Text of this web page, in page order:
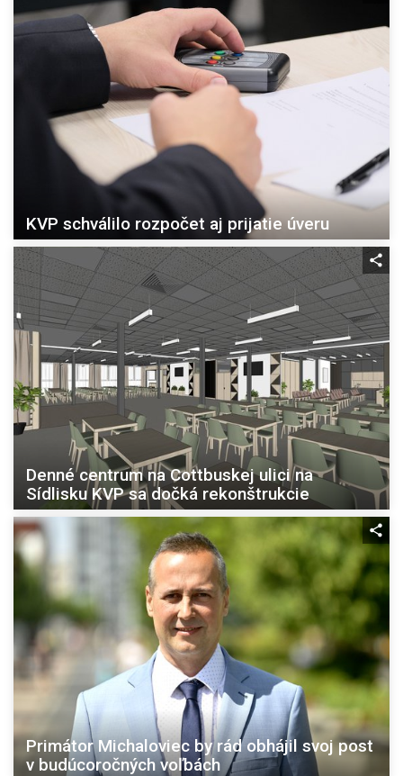
KVP schválilo rozpočet aj prijatie úveru
Denné centrum na Cottbuskej ulici na
Sídlisku KVP sa dočká rekonštrukcie
Primátor Michaloviec by rád obhájil svoj post
v budúcoročných voľbách